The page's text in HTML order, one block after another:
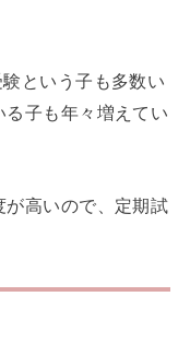
という子も多数い
子も年々増えてい
が高いので、定期試